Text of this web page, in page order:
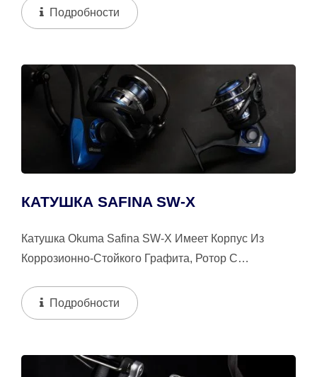
Подробности
КАТУШКА SAFINA SW-X
Катушка Okuma Safina SW-X Имеет Корпус Из
Коррозионно-Стойкого Графита, Ротор С
Драйв,...Подробности